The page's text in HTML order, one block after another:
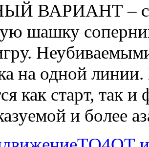
ВАРИАНТ – с
шашку
на одной
как старт, так
и более